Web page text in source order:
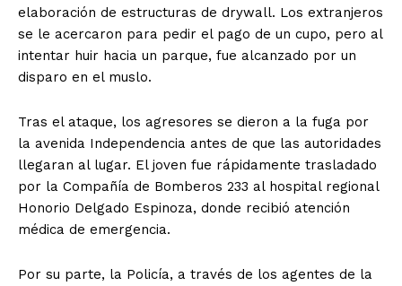
elaboración de estructuras de drywall. Los extranjeros
se le acercaron para pedir el pago de un cupo, pero al
intentar huir hacia un parque, fue alcanzado por un
disparo en el muslo.
Tras el ataque, los agresores se dieron a la fuga por
la avenida Independencia antes de que las autoridades
llegaran al lugar. El joven fue rápidamente trasladado
por la Compañía de Bomberos 233 al hospital regional
Honorio Delgado Espinoza, donde recibió atención
médica de emergencia.
Por su parte, la Policía, a través de los agentes de la